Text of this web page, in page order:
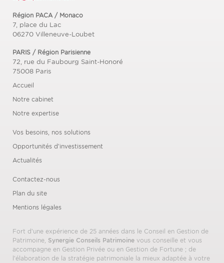
Région PACA / Monaco
7, place du Lac
06270 Villeneuve-Loubet
PARIS / Région Parisienne
72, rue du Faubourg Saint-Honoré
75008 Paris
Accueil
Notre cabinet
Notre expertise
Vos besoins, nos solutions
Opportunités d’investissement
Actualités
Contactez-nous
Plan du site
Mentions légales
Fort d’une expérience de 25 années dans le Conseil en Gestion de
Patrimoine, Synergie Conseils Patrimoine vous conseille et vous
accompagne en Gestion Privée ou en Gestion de Fortune ; de
l’élaboration de la stratégie patrimoniale la mieux adaptée à votre